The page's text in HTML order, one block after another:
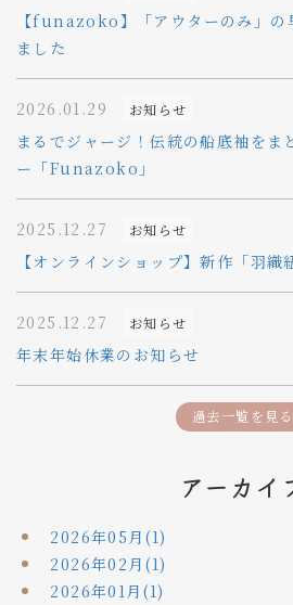
【funazoko】「アウターのみ」の
ました
2026.01.29 お知らせ
まるでジャージ！伝統の船底袖をま
ー「Funazoko」
2025.12.27 お知らせ
【オンラインショップ】新作「羽織
2025.12.27 お知らせ
年末年始休業のお知らせ
過去一覧を見る
アーカイ
2026年05月(1)
2026年02月(1)
2026年01月(1)